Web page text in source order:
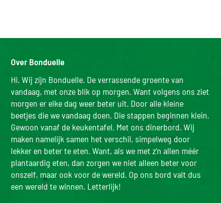
Over Bonduelle
Hi. Wij zijn Bonduelle. De verrassende groente van
vandaag, met onze blik op morgen. Want volgens ons ziet
morgen er elke dag weer beter uit. Door alle kleine
beetjes die we vandaag doen. Die stappen beginnen klein.
Gewoon vanaf de keukentafel. Met ons dinerbord. Wij
maken namelijk samen het verschil, simpelweg door
lekker en beter te eten. Want, als we met z’n allen méér
plantaardig eten, dan zorgen we niet alleen beter voor
onszelf, maar ook voor de wereld. Op ons bord valt dus
een wereld te winnen. Letterlijk!